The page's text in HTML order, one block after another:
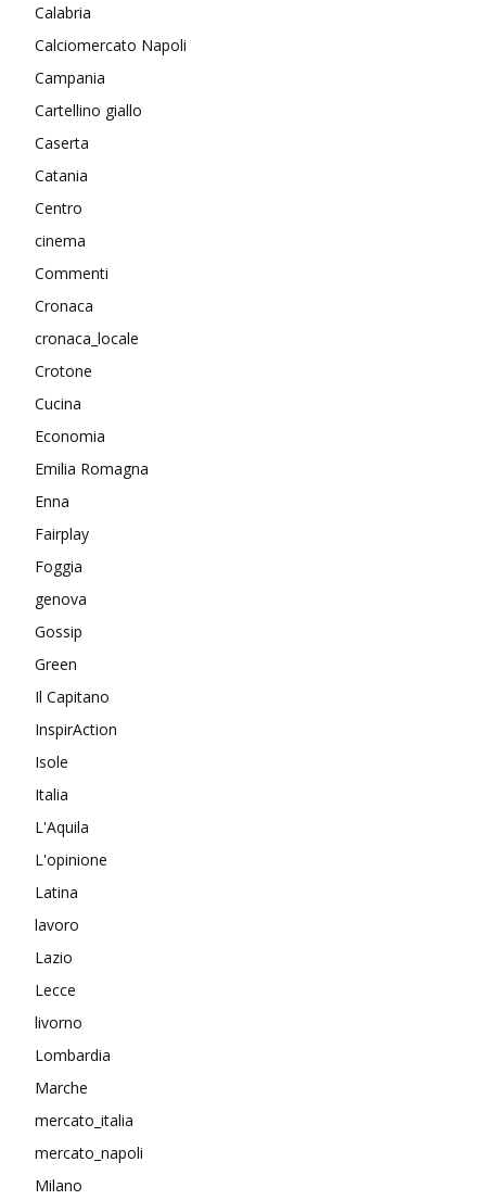
Calabria
Calciomercato Napoli
Campania
Cartellino giallo
Caserta
Catania
Centro
cinema
Commenti
Cronaca
cronaca_locale
Crotone
Cucina
Economia
Emilia Romagna
Enna
Fairplay
Foggia
genova
Gossip
Green
Il Capitano
InspirAction
Isole
Italia
L'Aquila
L'opinione
Latina
lavoro
Lazio
Lecce
livorno
Lombardia
Marche
mercato_italia
mercato_napoli
Milano